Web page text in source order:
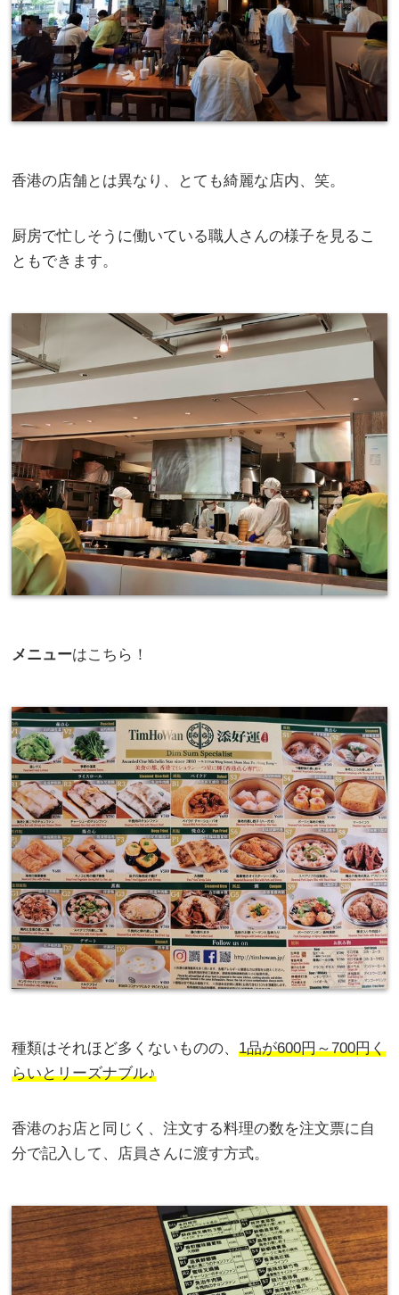
香港の店舗とは異なり、とても綺麗な店内、笑。
厨房で忙しそうに働いている職人さんの様子を見るこ
ともできます。
メニューはこちら！
種類はそれほど多くないものの、1品が600円～700円く
らいとリーズナブル♪
香港のお店と同じく、注文する料理の数を注文票に自
分で記入して、店員さんに渡す方式。